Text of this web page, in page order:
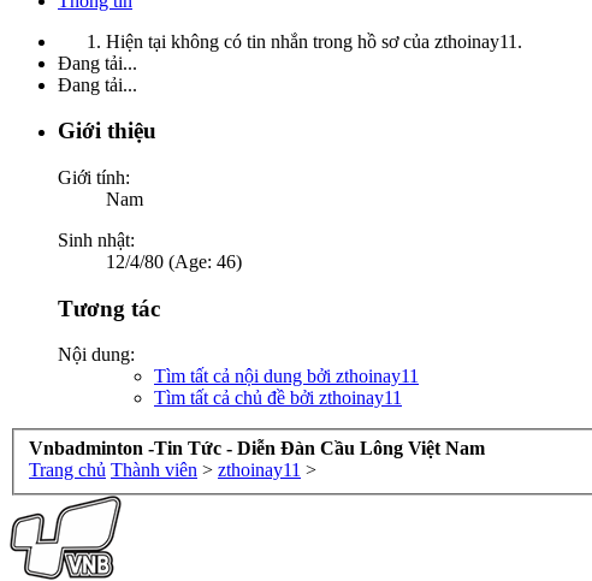
Hiện tại không có tin nhắn trong hồ sơ của zthoinay11.
Đang tải...
Đang tải...
Giới thiệu
Giới tính:
Nam
Sinh nhật:
12/4/80 (Age: 46)
Tương tác
Nội dung:
Tìm tất cả nội dung bởi zthoinay11
Tìm tất cả chủ đề bởi zthoinay11
Vnbadminton -Tin Tức - Diễn Đàn Cầu Lông Việt Nam
Trang chủ Thành viên > zthoinay11 >